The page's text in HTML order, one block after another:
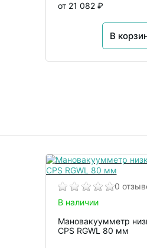
от 21 082 ₽
В
0
В наличии
Мановакуумметр
CPS RGWL 80 мм